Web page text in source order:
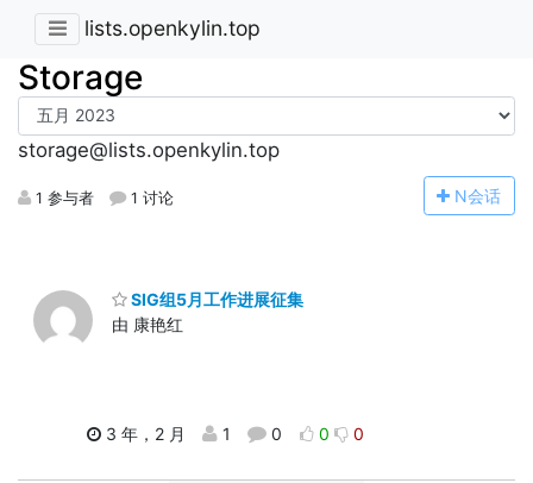
lists.openkylin.top
Storage
storage@lists.openkylin.top
1 参与者 1 讨论 N会话
SIG组5月工作进展征集
由 康艳红
3 年，2 月 1 0 0 0